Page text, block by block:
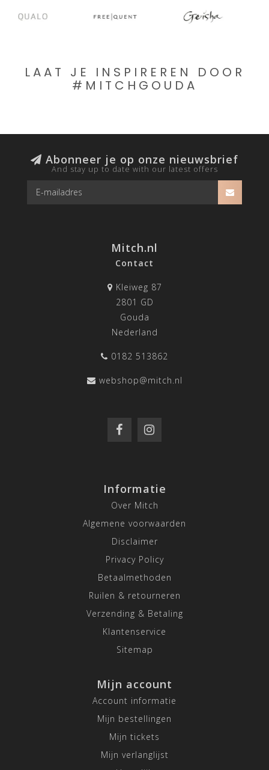
LAAT JE INSPIREREN DOOR
#MITCHGOUDA
Abonneer je op onze nieuwsbrief
And stay up to date with our latest offers
Mitch.nl
Contact
Kleiweg 87
2801 GD
Gouda
Nederland
0182 513862
webshop@mitch.nl
Informatie
Over Mitch
Algemene voorwaarden
Disclaimer
Privacy Policy
Betaalmethoden
Ruilen & retourneren
Verzending & Betaling
Klantenservice
Sitemap
Mijn account
Account informatie
Mijn bestellingen
Mijn tickets
Mijn verlanglijst